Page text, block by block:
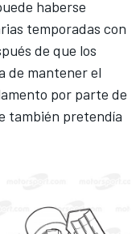
haberse
temporadas con
de que los
de mantener el
por parte de
también pretendía